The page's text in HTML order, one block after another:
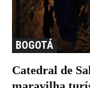
BOGOTÁ
Catedral de
maravilha